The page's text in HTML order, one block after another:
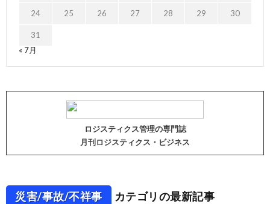
24 25 26 27 28 29 30
31
« 7月
ロジスティクス管理の専門誌
月刊ロジスティクス・ビジネス
災害/事故/不祥事 カテゴリの最新記事